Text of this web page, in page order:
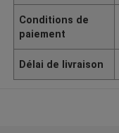
Conditions de
paiement
Délai de livraison